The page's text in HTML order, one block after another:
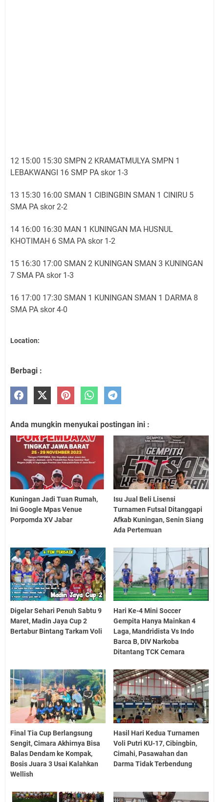
12 15:00 15:30 SMPN 2 KRAMATMULYA SMPN 1
LEBAKWANGI 16 SMP PA skor 1-3
13 15:30 16:00 SMAN 1 CIBINGBIN SMAN 1 CINIRU 5
SMA PA skor 2-2
14 16:00 16:30 MAN 1 KUNINGAN MA HUSNUL
KHOTIMAH 6 SMA PA skor 1-2
15 16:30 17:00 SMAN 2 KUNINGAN SMAN 3 KUNINGAN
7 SMA PA skor 1-3
16 17:00 17:30 SMAN 1 KUNINGAN SMAN 1 DARMA 8
SMA PA skor 4-0
Location:
Berbagi :
Anda mungkin menyukai postingan ini :
Kuningan Jadi Tuan Rumah,
Ini Google Mpas Venue
Porpomda XV Jabar
Isu Jual Beli Lisensi
Turnamen Futsal Ditanggapi
Afkab Kuningan, Senin Siang
Ada Pertemuan
Digelar Sehari Penuh Sabtu 9
Maret, Madin Jaya Cup 2
Bertabur Bintang Tarkam Voli
Hari Ke-4 Mini Soccer
Gempita Hanya Mainkan 4
Laga, Mandridista Vs Indo
Barca B, DIV Narkoba
Ditantang TCK Cemara
Final Tia Cup Berlangsung
Sengit, Cimara Akhirnya Bisa
Balas Dendam ke Kompak,
Bosis Juara 3 Usai Kalahkan
Wellish
Hasil Hari Kedua Turnamen
Voli Putri KU-17, Cibingbin,
Cimahi, Pasawahan dan
Darma Tidak Terbendung